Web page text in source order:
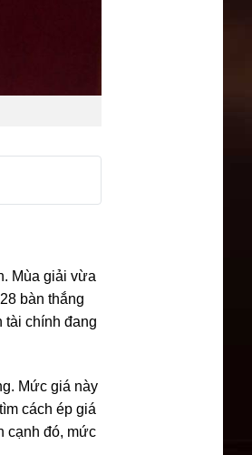
Mùa giải vừa
bàn thắng
tài chính đang
Mức giá này
cách ép giá
cạnh đó, mức